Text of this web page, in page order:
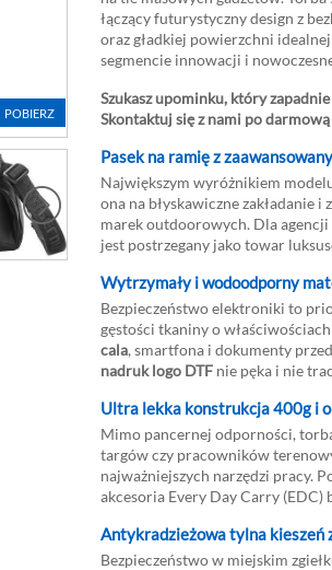
POBIERZ
łączący futurystyczny design z
oraz gładkiej powierzchni
segmencie innowacji i
Szukasz upominku, który
Skontaktuj się z nami po
Pasek na ramię z
Największym wyróżnikiem
ona na błyskawiczne zakładanie
marek outdoorowych. Dla
jest postrzegany jako towar
Wytrzymały i wodoodporny
Bezpieczeństwo elektroniki to
gęstości tkaniny o
cala, smartfona i dokumenty
nadruk logo DTF nie pęka i nie
Ultra lekka konstrukcja 400g i
Mimo pancernej odporności,
targów czy pracowników
najważniejszych narzędzi pracy.
akcesoria Every Day Carry
Antykradzieżowa tylna kieszeń
Bezpieczeństwo w miejskim